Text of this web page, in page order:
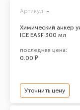
Химический анкер
ICE EASF 300 мл
Артикул: -
последняя цена:
0.00 ₽
Уточнить цену